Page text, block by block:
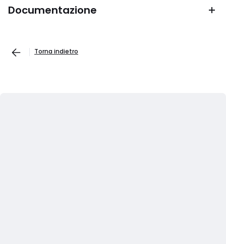
Documentazione
Torna indietro